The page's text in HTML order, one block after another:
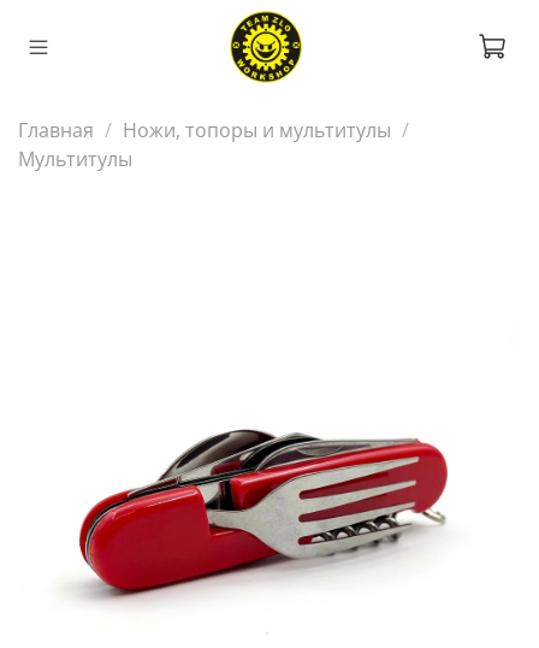
Главная
Ножи, топоры и мультитулы
Мультитулы